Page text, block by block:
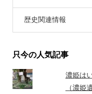
歴史関連情報
只今の人気記事
濃姫は
（濃姫